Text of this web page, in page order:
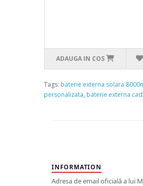
ADAUGA IN COS
Tags: baterie externa solara
personalizata, baterie externa
INFORMATION
Adresa de email oficială a lui